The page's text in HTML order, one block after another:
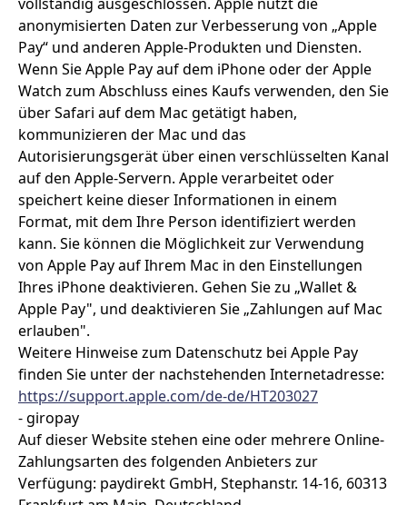
anonymisierten Daten zur Verbesserung von „Apple
Pay“ und anderen Apple-Produkten und Diensten.
Wenn Sie Apple Pay auf dem iPhone oder der Apple
Watch zum Abschluss eines Kaufs verwenden, den Sie
über Safari auf dem Mac getätigt haben,
kommunizieren der Mac und das
Autorisierungsgerät über einen verschlüsselten Kanal
auf den Apple-Servern. Apple verarbeitet oder
speichert keine dieser Informationen in einem
Format, mit dem Ihre Person identifiziert werden
kann. Sie können die Möglichkeit zur Verwendung
von Apple Pay auf Ihrem Mac in den Einstellungen
Ihres iPhone deaktivieren. Gehen Sie zu „Wallet &
Apple Pay", und deaktivieren Sie „Zahlungen auf Mac
erlauben".
Weitere Hinweise zum Datenschutz bei Apple Pay
finden Sie unter der nachstehenden Internetadresse:
https://support.apple.com/de-de/HT203027
- giropay
Auf dieser Website stehen eine oder mehrere Online-
Zahlungsarten des folgenden Anbieters zur
Verfügung: paydirekt GmbH, Stephanstr. 14-16, 60313